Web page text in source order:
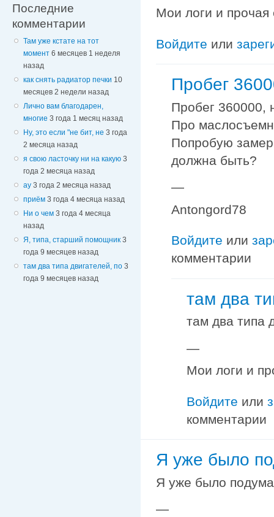
Последние
комментарии
Там уже кстате на тот
момент 6 месяцев 1 неделя
назад
как снять радиатор печки 10
месяцев 2 недели назад
Лично вам благодарен,
многие 3 года 1 месяц назад
Ну, это если "не бит, не 3 года
2 месяца назад
я свою ласточку ни на какую 3
года 2 месяца назад
ау 3 года 2 месяца назад
приём 3 года 4 месяца назад
Ни о чем 3 года 4 месяца
назад
Я, типа, старший помощник 3
года 9 месяцев назад
там два типа двигателей, по 3
года 9 месяцев назад
Мои логи и
Войдите или
Пробег
Пробег 360000,
Про
Попробую
должна быть?
—
Antongord78
Войдите или
комментарии
там два
там два типа
—
Мои логи и
Войдите или
комментарии
Я уже было
Я уже было
—